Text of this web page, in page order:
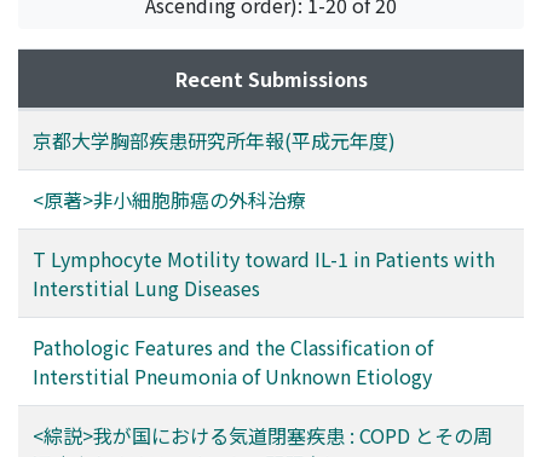
Recent Submissions
京都大学胸部疾患研究所年報(平成元年度)
<原著>非小細胞肺癌の外科治療
T Lymphocyte Motility toward IL-1 in Patients with
Interstitial Lung Diseases
Pathologic Features and the Classification of
Interstitial Pneumonia of Unknown Etiology
<綜説>我が国における気道閉塞疾患 : COPD とその周